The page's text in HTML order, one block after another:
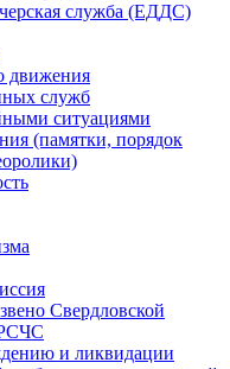
служба (ЕДДС)
движения
служб
ситуациями
(памятки, порядок
Свердловской
и ликвидации